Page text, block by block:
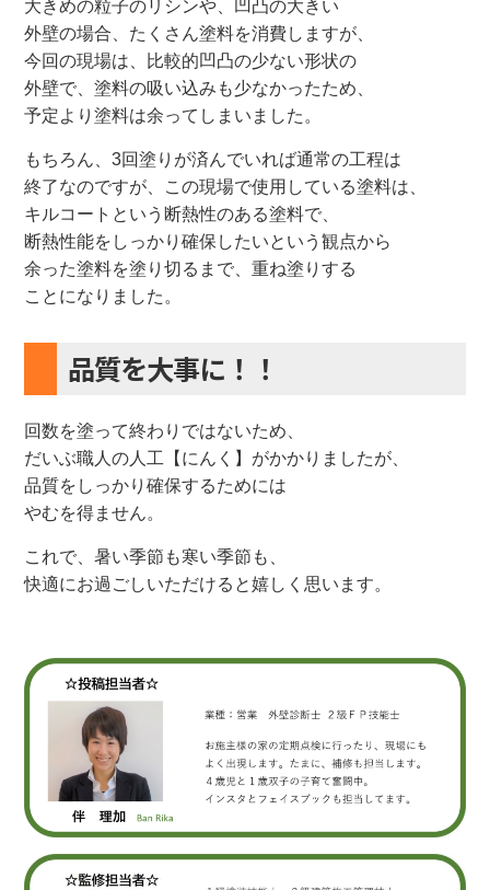
大きめの粒子のリシンや、凹凸の大きい
外壁の場合、たくさん塗料を消費しますが、
今回の現場は、比較的凹凸の少ない形状の
外壁で、塗料の吸い込みも少なかったため、
予定より塗料は余ってしまいました。
もちろん、3回塗りが済んでいれば通常の工程は
終了なのですが、この現場で使用している塗料は、
キルコートという断熱性のある塗料で、
断熱性能をしっかり確保したいという観点から
余った塗料を塗り切るまで、重ね塗りする
ことになりました。
品質を大事に！！
回数を塗って終わりではないため、
だいぶ職人の人工【にんく】がかかりましたが、
品質をしっかり確保するためには
やむを得ません。
これで、暑い季節も寒い季節も、
快適にお過ごしいただけると嬉しく思います。